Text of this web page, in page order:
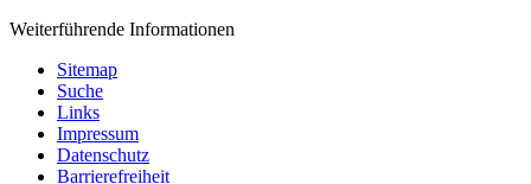
Weiterführende Informationen
Sitemap
Suche
Links
Impressum
Datenschutz
Barrierefreiheit